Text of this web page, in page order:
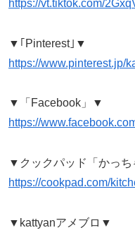
https://vt.tiktok.com/
▼｢Pinterest｣▼
https://www.pinterest.jp/
▼「Facebook」▼
https://
▼クックパッド「かっ
https://cookpad.com/
▼kattyanアメブロ▼